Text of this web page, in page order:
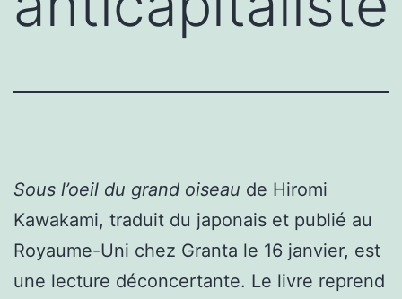
Sous l’oeil du grand oiseau de Hiromi
Kawakami, traduit du japonais et publié au
Royaume-Uni chez Granta le 16 janvier, est
une lecture déconcertante. Le livre reprend